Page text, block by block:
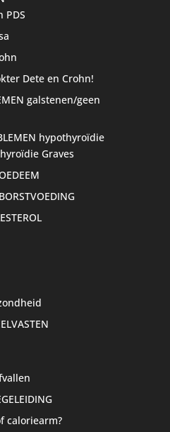
PDS
Dete en Crohn!
galstenen/geen
hypothyroïdie
Graves
caloriearm?